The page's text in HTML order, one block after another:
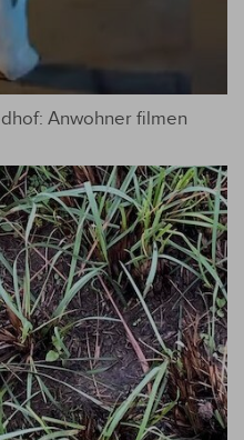
Anwohner filmen